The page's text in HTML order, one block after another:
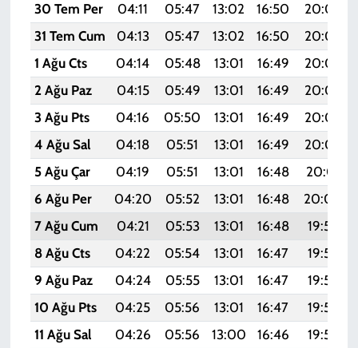
30 Tem Per
04:11 05:47 13:02 16:50 20:07
31 Tem Cum
04:13 05:47 13:02 16:50 20:06
1 Ağu Cts
04:14 05:48 13:01 16:49 20:05
2 Ağu Paz
04:15 05:49 13:01 16:49 20:04
3 Ağu Pts
04:16 05:50 13:01 16:49 20:03
4 Ağu Sal
04:18 05:51 13:01 16:49 20:02
5 Ağu Çar
04:19 05:51 13:01 16:48 20:01
6 Ağu Per
04:20 05:52 13:01 16:48 20:00
7 Ağu Cum
04:21 05:53 13:01 16:48 19:59
8 Ağu Cts
04:22 05:54 13:01 16:47 19:58
9 Ağu Paz
04:24 05:55 13:01 16:47 19:57
10 Ağu Pts
04:25 05:56 13:01 16:47 19:55
11 Ağu Sal
04:26 05:56 13:00 16:46 19:54